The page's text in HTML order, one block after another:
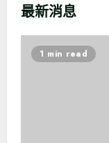
最新消息
1 min read